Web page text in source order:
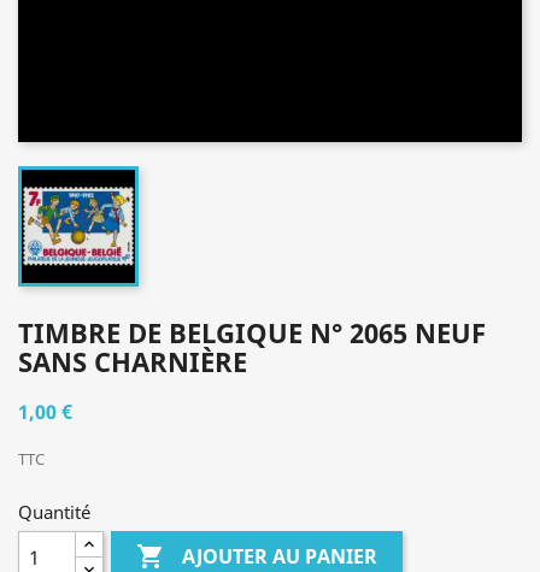
TIMBRE DE BELGIQUE N° 2065 NEUF
SANS CHARNIÈRE
1,00 €
TTC
Quantité
 AJOUTER AU PANIER